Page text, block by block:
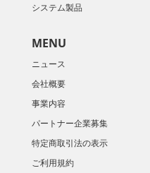
システム製品
MENU
ニュース
会社概要
​事業内容
パートナー企業募集
特定商取引法の表示
ご利用規約